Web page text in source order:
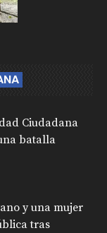
Ciudadana
batalla
y una mujer
tras